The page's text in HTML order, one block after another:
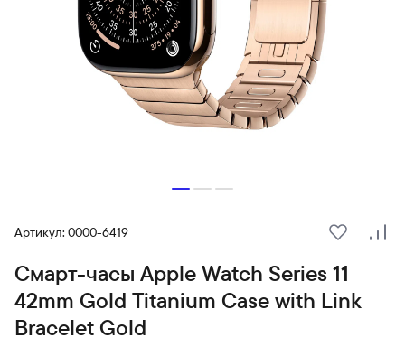
Артикул: 0000-6419
В
Смарт-часы Apple Watch Series 11
42mm Gold Titanium Case with Link
Bracelet Gold